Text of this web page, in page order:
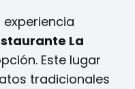
La
Este lugar
tradicionales